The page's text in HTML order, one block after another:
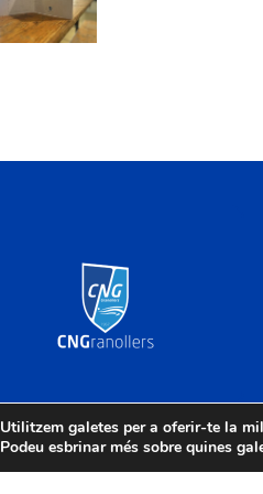
© Tots els drets reservats. • Club
Utilitzem galetes per a oferir-te la
Podeu esbrinar més sobre quines